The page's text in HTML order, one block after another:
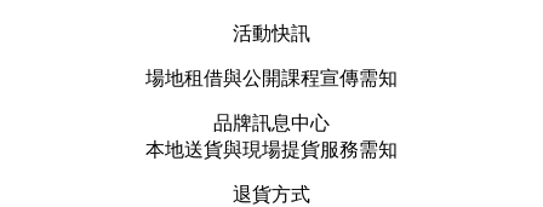
活動快訊
場地租借與公開課程宣傳需知
品牌訊息中心
本地送貨與現場提貨服務需知
退貨方式